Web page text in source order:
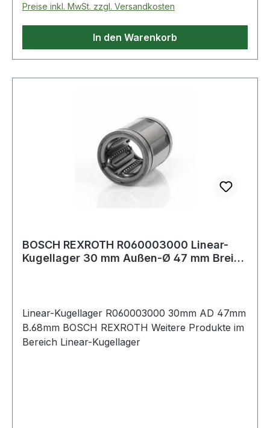
Preise inkl. MwSt. zzgl. Versandkosten
In den Warenkorb
BOSCH REXROTH R060003000 Linear-
Kugellager 30 mm Außen-Ø 47 mm Breite
Linear-Kugellager R060003000 30mm AD 47mm
B.68mm BOSCH REXROTH Weitere Produkte im
Bereich Linear-Kugellager